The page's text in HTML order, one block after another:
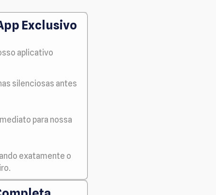
Exclusivo
aplicativo
silenciosas antes
para nossa
exatamente o